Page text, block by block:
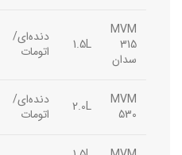
MVM
315
سدان
1.5L
دنده‌ای/
اتومات
MVM
530
2.0L
دنده‌ای/
اتومات